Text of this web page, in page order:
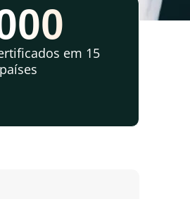
em 15
países